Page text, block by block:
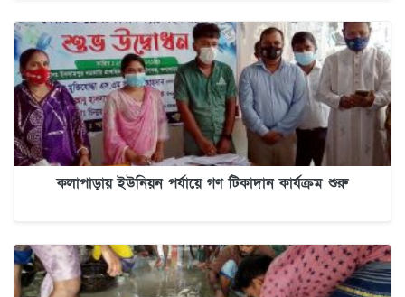
কলাপাড়ায় ইউনিয়ন পর্যায়ে গণ টিকাদান কার্যক্রম শুরু